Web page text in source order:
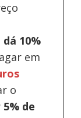
dá 10%
em
o
de